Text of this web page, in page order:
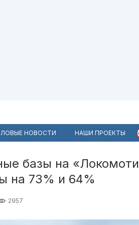
НОВОСТИ НАШИ ПРОЕКТЫ
базы на
на 73% и 64%
2957